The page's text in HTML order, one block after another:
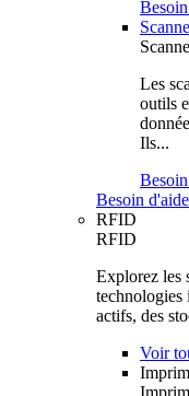
Les
outils
Ils...
Besoin
RFID
RFID
Explorez les
technologies
actifs, des
Voir